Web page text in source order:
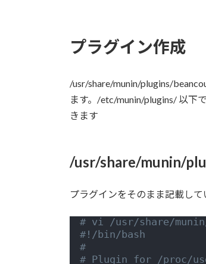
プラグイン作成
/usr/share/munin/plugins/
ます。/etc/munin/plugins/ 以下
きます
/usr/share/munin/
プラグインをそのまま記載し
# vi /usr/share/
#!/bin/bash
#
# Plugin for /proc/